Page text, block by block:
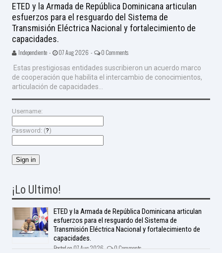
ETED y la Armada de República Dominicana articulan
esfuerzos para el resguardo del Sistema de
Transmisión Eléctrica Nacional y fortalecimiento de
capacidades.
Independiente - 07 Aug 2026 - 0 Comments
Estas prestigiosas entidades suscribieron un acuerdo marco
de cooperación que habilita el intercambio de conocimientos,
articulación de capacidades...
Username:
Password: (?)
¡Lo Ultimo!
ETED y la Armada de República Dominicana articulan
esfuerzos para el resguardo del Sistema de
Transmisión Eléctrica Nacional y fortalecimiento de
capacidades.
Posted on 07 Aug 2026 - 0 Comments